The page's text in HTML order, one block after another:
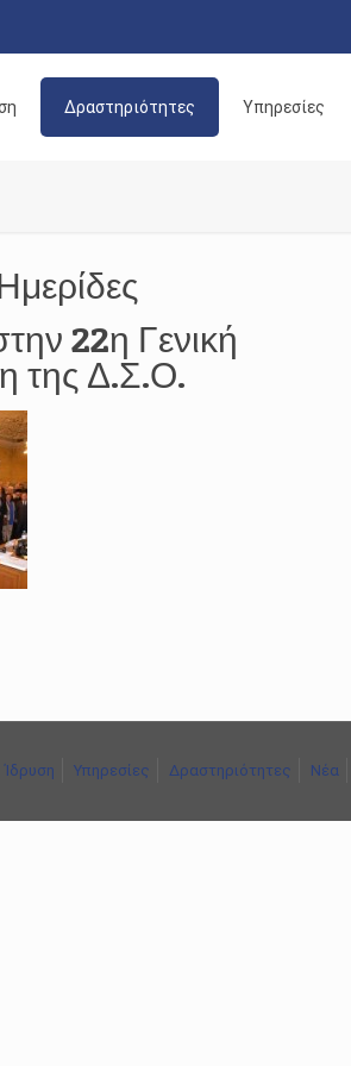
Δραστηριότητες Υπηρεσίες
22η Γενική
της Δ.Σ.Ο.
Ίδρυση Υπηρεσίες Δραστηριότητες Νέα